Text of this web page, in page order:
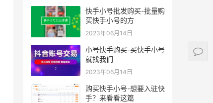
快手小号批发购买-批量购
买快手小号的方
2023年06月14日
小号快手购买-买快手小号
就找我们
2023年06月14日
购买快手小号-想要入驻快
手？来看看这篇